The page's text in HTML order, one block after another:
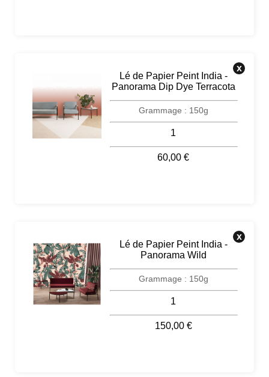
x
Lé de Papier Peint India -
Panorama Dip Dye Terracota
Grammage : 150g
1
60,00 €
x
Lé de Papier Peint India -
Panorama Wild
1
150,00 €